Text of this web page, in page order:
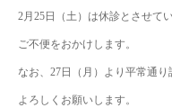
2月25日（土）は休診とさせて
ご不便をおかけします。
なお、27日（月）より平常通り
よろしくお願いします。